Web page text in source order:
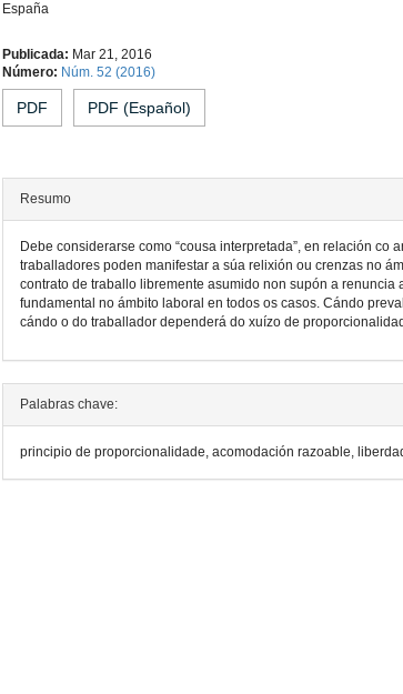
España
Contido
principal
do
artigo
Publicada: Mar 21, 2016
Número: Núm. 52 (2016)
PDF PDF (Español)
Resumo
Debe considerarse como “cousa interpretada”, en relación co
traballadores poden manifestar a súa relixión ou crenzas no
contrato de traballo libremente asumido non supón a renuncia
fundamental no ámbito laboral en todos os casos. Cándo
cándo o do traballador dependerá do xuízo de
Detalles
do
artigo
Palabras chave:
principio de proporcionalidade, acomodación razoable,